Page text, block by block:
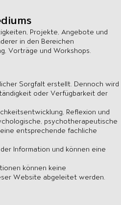
Projekte, Angebote und
in den Bereichen
Vorträge und Workshops.
Sorgfalt erstellt. Dennoch wird
oder Verfügbarkeit der
Reflexion und
psychotherapeutische
entsprechende fachliche
Information und können eine
können keine
Website abgeleitet werden.